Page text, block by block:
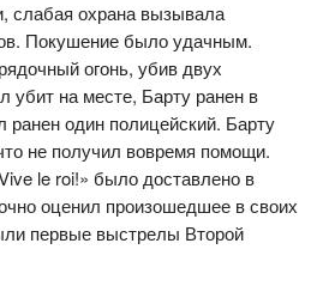
слабая охрана вызывала
Покушение было удачным.
огонь, убив двух
убит на месте, Барту ранен в
ранен один полицейский. Барту
не получил вовремя помощи.
le roi!» было доставлено в
оценил произошедшее в своих
первые выстрелы Второй